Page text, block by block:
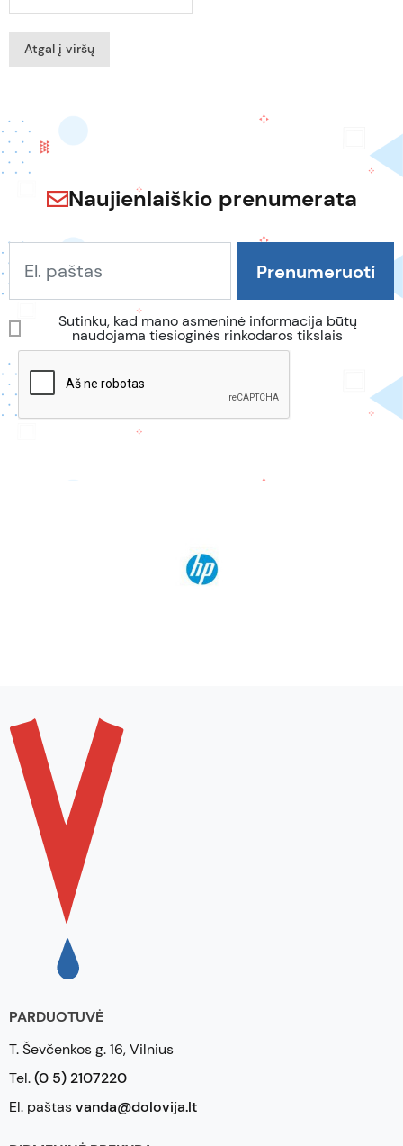
Atgal į viršų
Naujienlaiškio prenumerata
Sutinku, kad mano asmeninė informacija būtų
naudojama tiesioginės rinkodaros tikslais
PARDUOTUVĖ
T. Ševčenkos g. 16, Vilnius
Tel.(0 5) 2107220
El. paštasvanda@dolovija.lt